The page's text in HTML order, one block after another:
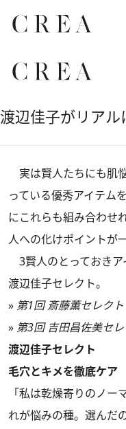
渡辺佳子がリア
実は賢人たちにも肌
っている優秀アイテム
にこれらも組み合わせ
人への化けポイントが
3賢人のとっておきア
渡辺佳子セレクト。
» 第1回 斎藤薫セレクト
» 第3回 吉田昌佐美セ
渡辺佳子セレクト
毛穴とキメを徹底ケア
「私は乾燥寄りのノ
れが悩みの種。選んだ